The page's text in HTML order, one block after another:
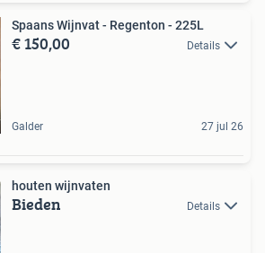
Spaans Wijnvat - Regenton - 225L
€ 150,00 Details
Galder 27 jul 26
houten wijnvaten
Bieden Details